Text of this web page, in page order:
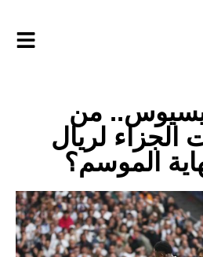
من
لريال
الموسم؟